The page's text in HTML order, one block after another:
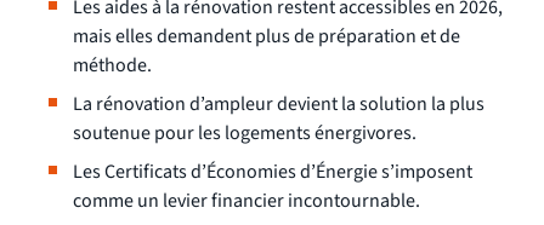
Les aides à la rénovation restent accessibles en 2026,
mais elles demandent plus de préparation et de
méthode.
La rénovation d’ampleur devient la solution la plus
soutenue pour les logements énergivores.
Les Certificats d’Économies d’Énergie s’imposent
comme un levier financier incontournable.